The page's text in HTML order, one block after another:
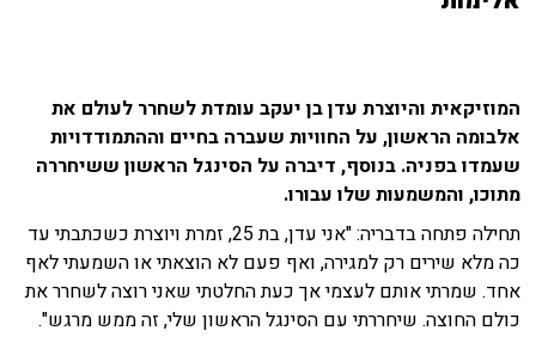
המוזיקאית והיוצרת עדן בן יעקב עומדת לשחרר לעולם את
אלבומה הראשון, על החוויות שעברה בחיים וההתמודדויות
שעמדו בפניה. בנוסף, דיברה על הסינגל הראשון ששיחררה
מתוכו, והמשמעות שלו עבורו.
תחילה פתחה בדבריה: "אני עדן, בת 25, זמרת ויוצרת כשכתבתי עד
כהמלא שירים רק למגירה, ואף פעם לא הוצאתי או השמעתי לאף
אחד. שמרתי אותם לעצמי אך כעת החלטתי שאני רוצה לשחרר את
כולם החוצה. שיחררתי עם הסינגל הראשון שלי, זה ממש מרגש".